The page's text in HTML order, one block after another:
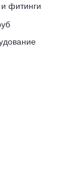
фитинги